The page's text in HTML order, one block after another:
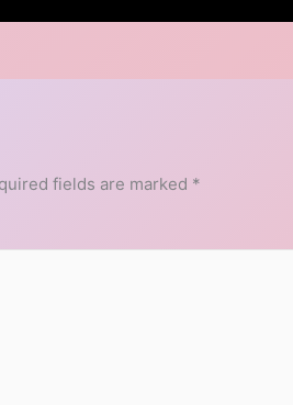
fields are marked *